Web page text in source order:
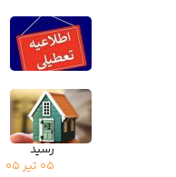
رسید
۰۵ تیر ۰۵